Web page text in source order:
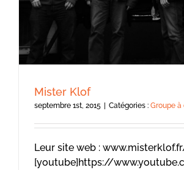
Mister Klof
septembre 1st, 2015 | Catégories : Groupe
Leur site web :
[youtube]https://